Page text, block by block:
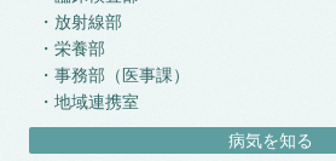
放射線部
栄養部
事務部（医事課）
地域連携室
病気を知る